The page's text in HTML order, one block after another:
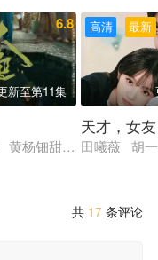
乃文 释小龙 应灏铭
6.8
新至第11集
黄杨钿甜 董勇 张帆
最新
高清
天才，女友
田曦薇 胡
共 17 条评论